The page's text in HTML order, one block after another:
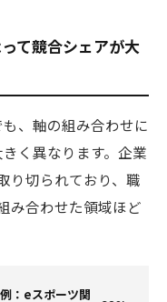
て競合シェアが大
、軸の組み合わせに
く異なります。企業
り切られており、職
合わせた領域ほど
：eスポーツ関